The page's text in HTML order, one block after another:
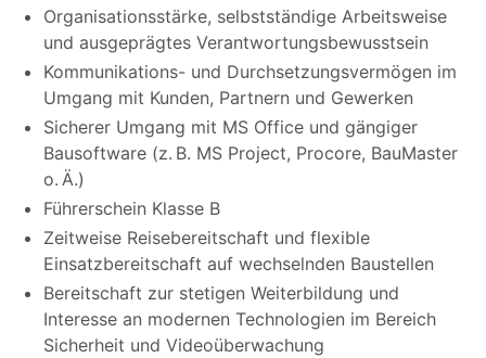
Organisationsstärke, selbstständige Arbeitsweise
und ausgeprägtes Verantwortungsbewusstsein
Kommunikations- und Durchsetzungsvermögen im
Umgang mit Kunden, Partnern und Gewerken
Sicherer Umgang mit MS Office und gängiger
Bausoftware (z. B. MS Project, Procore, BauMaster
o. Ä.)
Führerschein Klasse B
Zeitweise Reisebereitschaft und flexible
Einsatzbereitschaft auf wechselnden Baustellen
Bereitschaft zur stetigen Weiterbildung und
Interesse an modernen Technologien im Bereich
Sicherheit und Videoüberwachung